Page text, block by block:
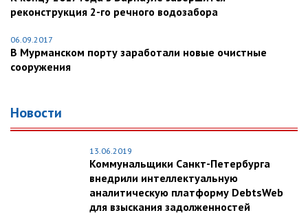
реконструкция 2-го речного водозабора
06.09.2017
В Мурманском порту заработали новые очистные
сооружения
Новости
13.06.2019
Коммунальщики Санкт-Петербурга
внедрили интеллектуальную
аналитическую платформу DebtsWeb
для взыскания задолженностей